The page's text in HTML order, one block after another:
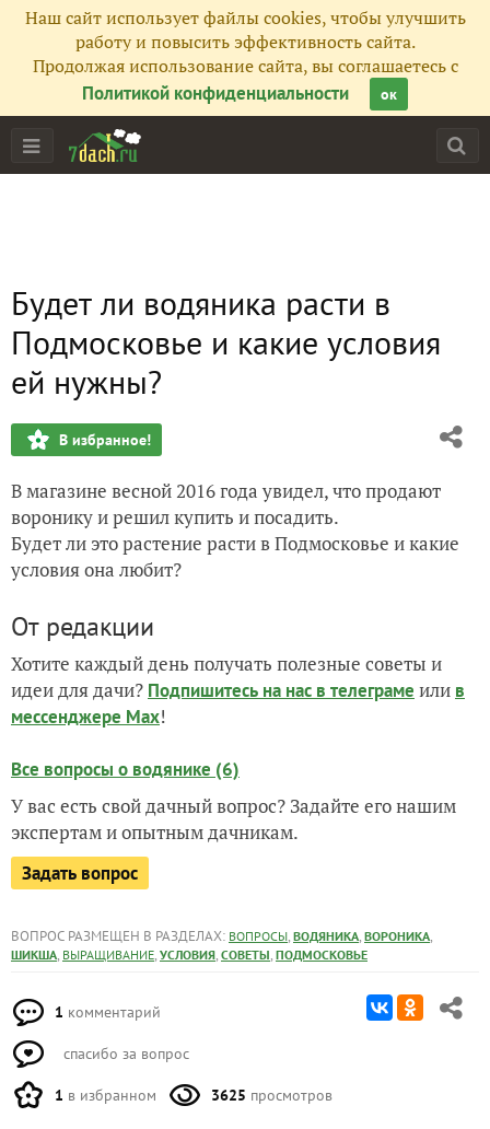
Наш сайт использует файлы cookies, чтобы улучшить
работу и повысить эффективность сайта.
Продолжая использование сайта, вы соглашаетесь с
Политикой конфиденциальности
ок
Будет ли водяника расти в
Подмосковье и какие условия
ей нужны?
В избранное!
В магазине весной 2016 года увидел, что продают
воронику и решил купить и посадить.
Будет ли это растение расти в Подмосковье и какие
условия она любит?
От редакции
Хотите каждый день получать полезные советы и
идеи для дачи? Подпишитесь на нас в телеграме или в
мессенджере Max!
Все вопросы о водянике (6)
У вас есть свой дачный вопрос? Задайте его нашим
экспертам и опытным дачникам.
Задать вопрос
ВОПРОС РАЗМЕЩЕН В РАЗДЕЛАХ: ВОПРОСЫ, ВОДЯНИКА, ВОРОНИКА,
ШИКША, ВЫРАЩИВАНИЕ, УСЛОВИЯ, СОВЕТЫ, ПОДМОСКОВЬЕ
1 комментарий
спасибо за вопрос
1 в избранном 3625 просмотров